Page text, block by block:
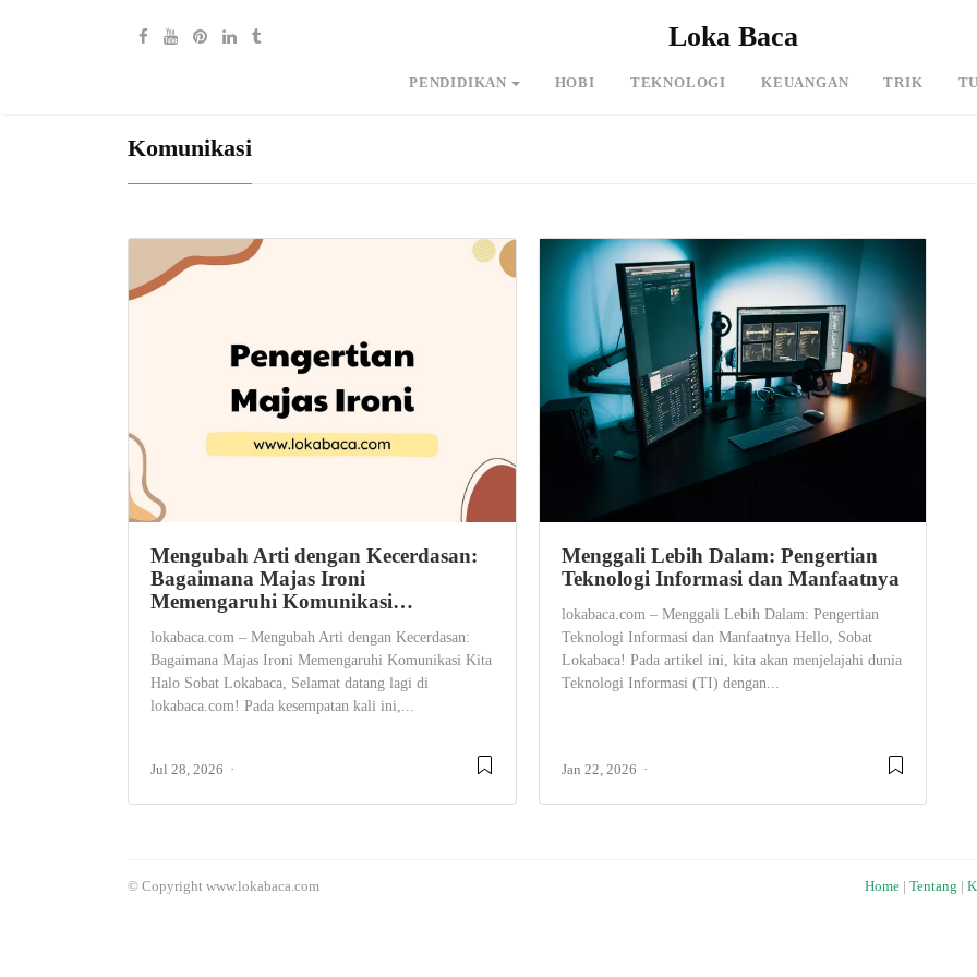
Loka Baca
PENDIDIKAN HOBI TEKNOLOGI KEUANGAN TRIK
Komunikasi
Mengubah Arti dengan Kecerdasan:
Bagaimana Majas Ironi
Memengaruhi Komunikasi…
lokabaca.com – Mengubah Arti dengan Kecerdasan:
Bagaimana Majas Ironi Memengaruhi Komunikasi Kita
Halo Sobat Lokabaca, Selamat datang lagi di
lokabaca.com! Pada kesempatan kali ini,...
Jul 28, 2026
Menggali Lebih Dalam: Pengertian
Teknologi Informasi dan Manfaatnya
lokabaca.com – Menggali Lebih Dalam: Pengertian
Teknologi Informasi dan Manfaatnya Hello, Sobat
Lokabaca! Pada artikel ini, kita akan menjelajahi dunia
Teknologi Informasi (TI) dengan...
Jan 22, 2026
© Copyright www.lokabaca.com Home Tentang